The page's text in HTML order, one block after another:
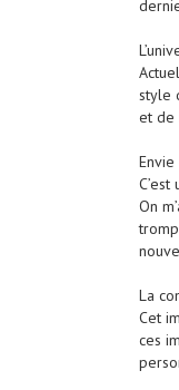
style
et de
On
La
Cet
ces